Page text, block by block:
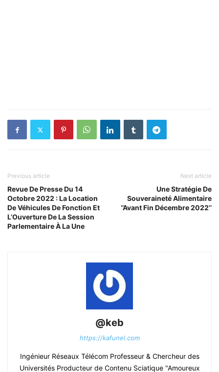
Previous article
Revue De Presse Du 14
Octobre 2022 : La Location
De Véhicules De Fonction Et
L’Ouverture De La Session
Parlementaire À La Une
Next article
Une Stratégie De
Souveraineté Alimentaire
‘’Avant Fin Décembre 2022’’
@keb
https://kafunel.com
Ingénieur Réseaux Télécom Professeur & Chercheur des
Universités Producteur de Contenu Sciatique "Amoureux